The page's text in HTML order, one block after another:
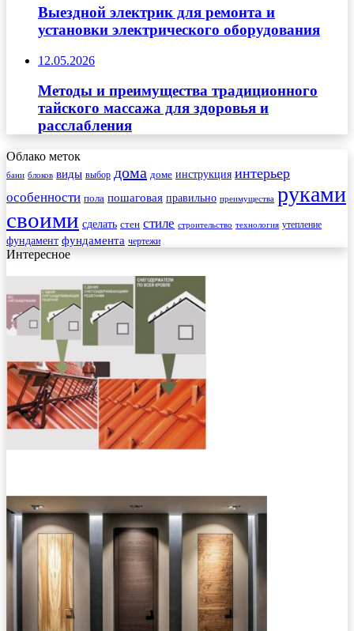
Выездной электрик для ремонта и
установки электрического оборудования
12.05.2026
Методы и преимущества традиционного
тайского массажа для здоровья и
расслабления
Облако меток
бани блоков виды выбор дома доме инструкция интерьер
особенности пола пошаговая правильно преимущества руками
своими сделать стен стиле строительство технология утепление
фундамент фундамента чертежи
Интересное